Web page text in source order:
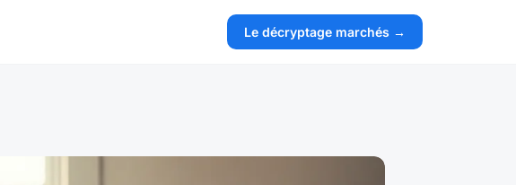
Le décryptage marchés →